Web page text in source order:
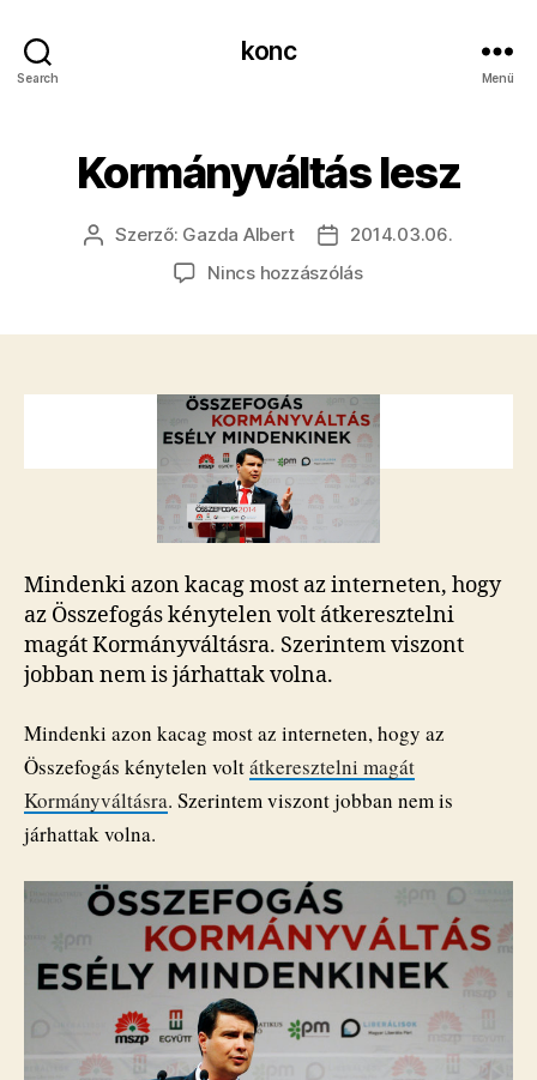
Search
konc
Menü
Kormányváltás lesz
Bejegyzés
Szerző: Gazda Albert
Bejegyzés
dátuma
2014.03.06.
Nincs hozzászólása(z)
Mindenki azon kacag most az interneten, hogy
az Összefogás kénytelen volt átkeresztelni
magát Kormányváltásra. Szerintem viszont
jobban nem is járhattak volna.
Mindenki azon kacag most az interneten, hogy az
Összefogás kénytelen voltátkeresztelni magát
Kormányváltásra. Szerintem viszont jobban nem is
járhattak volna.